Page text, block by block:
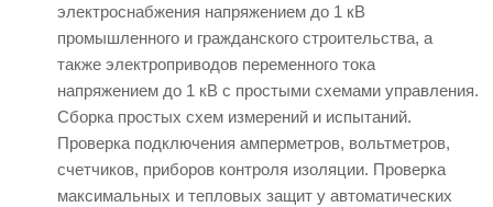
электроснабжения напряжением до 1 кВ
промышленного и гражданского строительства, а
также электроприводов переменного тока
напряжением до 1 кВ с простыми схемами управления.
Сборка простых схем измерений и испытаний.
Проверка подключения амперметров, вольтметров,
счетчиков, приборов контроля изоляции. Проверка
максимальных и тепловых защит у автоматических